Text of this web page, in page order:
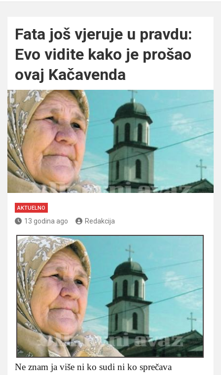
Fata još vjeruje u pravdu:
Evo vidite kako je prošao
ovaj Kačavenda
AKTUELNO
13 godina ago Redakcija
Ne znam ja više ni ko sudi ni ko sprečava